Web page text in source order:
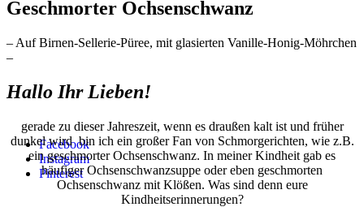
Facebook
Instagram
Pinterest
Geschmorter Ochsenschwanz
– Auf Birnen-Sellerie-Püree, mit glasierten Vanille-Honig-Möhrchen
–
Hallo Ihr Lieben!
gerade zu dieser Jahreszeit, wenn es draußen kalt ist und früher
dunkel wird bin ich ein großer Fan von Schmorgerichten, wie z.B.
ein geschmorter Ochsenschwanz. In meiner Kindheit gab es
häufiger Ochsenschwanzsuppe oder eben geschmorten
Ochsenschwanz mit Klößen. Was sind denn eure
Kindheitserinnerungen?